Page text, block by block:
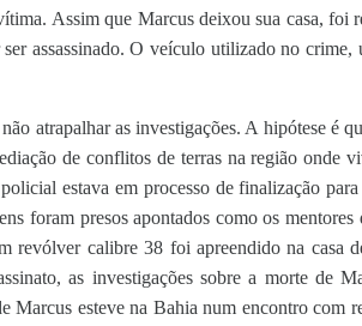
Assim que Marcus deixou sua casa, foi
assassinado. O veículo utilizado no crime,
atrapalhar as investigações. A hipótese é
de conflitos de terras na região onde
estava em processo de finalização
foram presos apontados como os mentores
revólver calibre 38 foi apreendido na casa
as investigações sobre a morte de
esteve na Bahia num encontro com